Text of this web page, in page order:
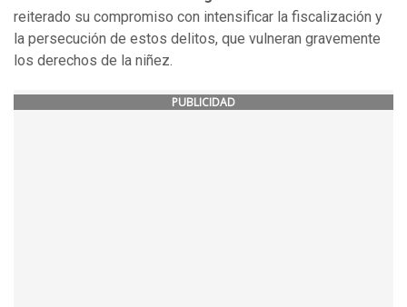
reiterado su compromiso con intensificar la fiscalización y
la persecución de estos delitos, que vulneran gravemente
los derechos de la niñez.
PUBLICIDAD